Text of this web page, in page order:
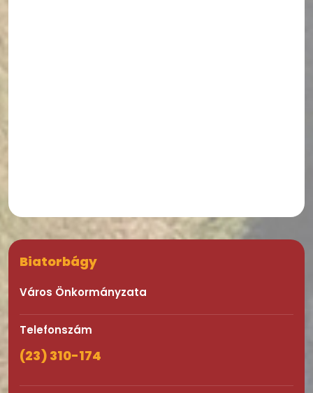
Biatorbágy
Város Önkormányzata
Telefonszám
(23) 310-174